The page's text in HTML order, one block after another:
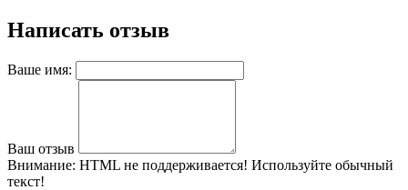
Написать отзыв
Ваше имя:
Ваш отзыв
Внимание: HTML не поддерживается! Используйте обычный
текст!